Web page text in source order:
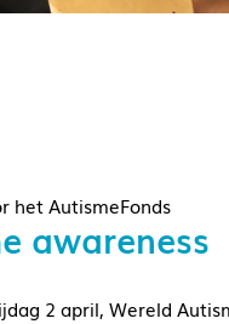
het AutismeFonds
awareness
2 april, Wereld